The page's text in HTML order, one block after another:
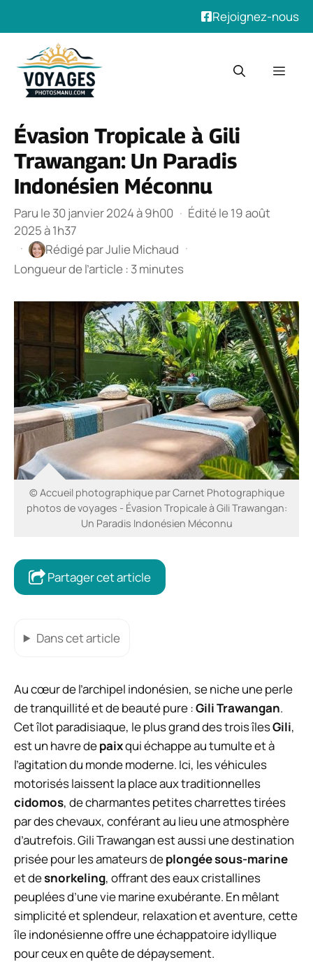
Rejoignez-nous
contenu
Évasion Tropicale à Gili
Trawangan: Un Paradis
Indonésien Méconnu
Paru le 30 janvier 2024 à 9h00 · Édité le 19 août
2025 à 1h37
·
Rédigé parJulie Michaud ·
Longueur de l’article : 3 minutes
© Accueil photographique par Carnet Photographique
photos de voyages - Évasion Tropicale à Gili Trawangan:
Un Paradis Indonésien Méconnu
Partager cet article
Dans cet article
Au cœur de l’archipel indonésien, se niche une perle
de tranquillité et de beauté pure :Gili Trawangan.
Cet îlot paradisiaque, le plus grand des trois îlesGili,
est un havre depaixqui échappe au tumulte et à
l’agitation du monde moderne. Ici, les véhicules
motorisés laissent la place aux traditionnelles
cidomos, de charmantes petites charrettes tirées
par des chevaux, conférant au lieu une atmosphère
d’autrefois. Gili Trawangan est aussi une destination
prisée pour les amateurs deplongée sous-marine
et desnorkeling, offrant des eaux cristallines
peuplées d’une vie marine exubérante. En mêlant
simplicité et splendeur, relaxation et aventure, cette
île indonésienne offre une échappatoire idyllique
pour ceux en quête de dépaysement.